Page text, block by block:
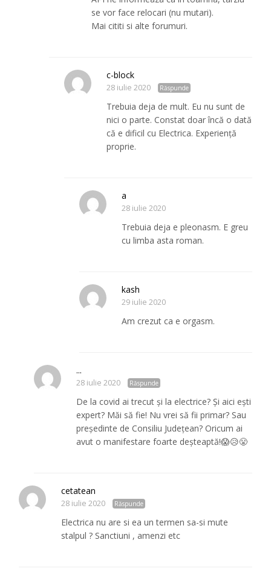
se vor face relocari (nu mutari).
Mai cititi si alte forumuri.
c-block
28 iulie 2020 Răspunde
Trebuia deja de mult. Eu nu sunt de
nici o parte. Constat doar încă o dată
că e dificil cu Electrica. Experiență
proprie.
a
28 iulie 2020
Trebuia deja e pleonasm. E greu
cu limba asta roman.
kash
29 iulie 2020
Am crezut ca e orgasm.
...
28 iulie 2020 Răspunde
De la covid ai trecut și la electrice? Și aici ești
expert? Măi să fie! Nu vrei să fii primar? Sau
președinte de Consiliu Județean? Oricum ai
avut o manifestare foarte deșteaptă!😱😥😤
cetatean
28 iulie 2020 Răspunde
Electrica nu are si ea un termen sa-si mute
stalpul ? Sanctiuni , amenzi etc